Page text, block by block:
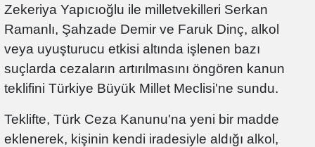
Zekeriya Yapıcıoğlu ile milletvekilleri Serkan
Ramanlı, Şahzade Demir ve Faruk Dinç, alkol
veya uyuşturucu etkisi altında işlenen bazı
suçlarda cezaların artırılmasını öngören kanun
teklifini Türkiye Büyük Millet Meclisi'ne sundu.
Teklifte, Türk Ceza Kanunu'na yeni bir madde
eklenerek, kişinin kendi iradesiyle aldığı alkol,